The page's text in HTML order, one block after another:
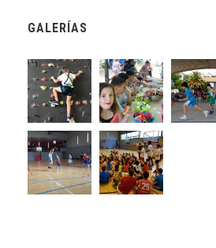
GALERÍAS